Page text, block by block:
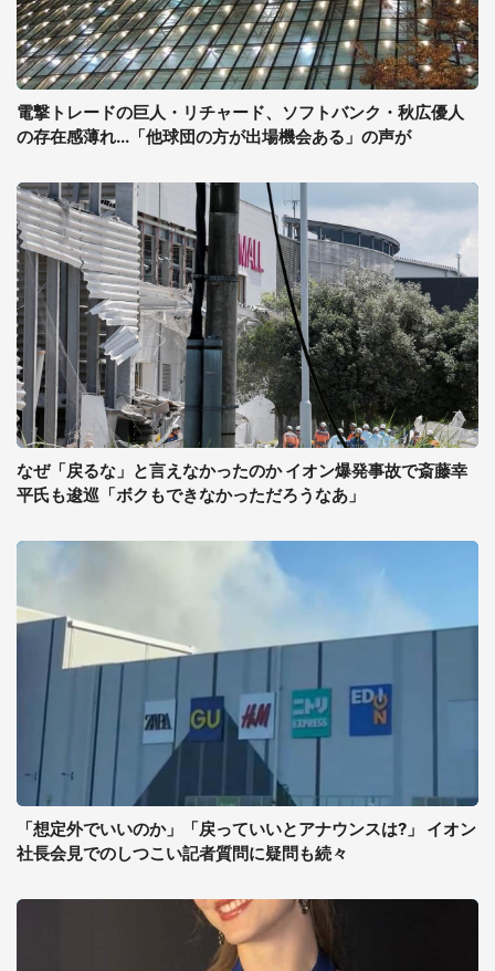
電撃トレードの巨人・リチャード、ソフトバンク・秋広優人
の存在感薄れ...「他球団の方が出場機会ある」の声が
なぜ「戻るな」と言えなかったのか イオン爆発事故で斎藤幸
平氏も逡巡「ボクもできなかっただろうなあ」
「想定外でいいのか」「戻っていいとアナウンスは?」 イオン
社長会見でのしつこい記者質問に疑問も続々